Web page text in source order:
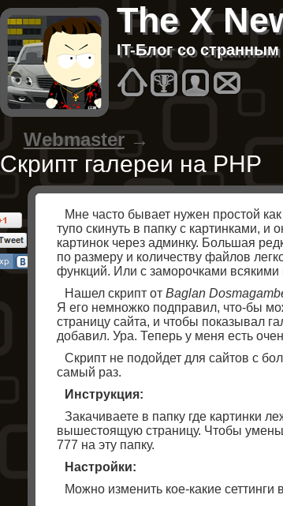
The X
IT-Блог со
Homes
BestAbout
Webmaster→
Скрипт галереи на PHP
Мне часто бывает нужен простой
тупо скинуть в папку с картинками, и
картинок через админку. Большая
по размеру и количеству файлов
функций. Или с заморочками всякими
Нашел скрипт от Baglan
Я его немножко подправил, что-бы
страницу сайта, и чтобы показывал
добавил. Ура. Теперь у меня есть
Скрипт не подойдет для сайтов с
самый раз.
Инструкция:
Закачиваете в папку где картинки
вышестоящую страницу. Чтобы
777 на эту папку.
Настройки:
Можно изменить кое-какие сеттинги